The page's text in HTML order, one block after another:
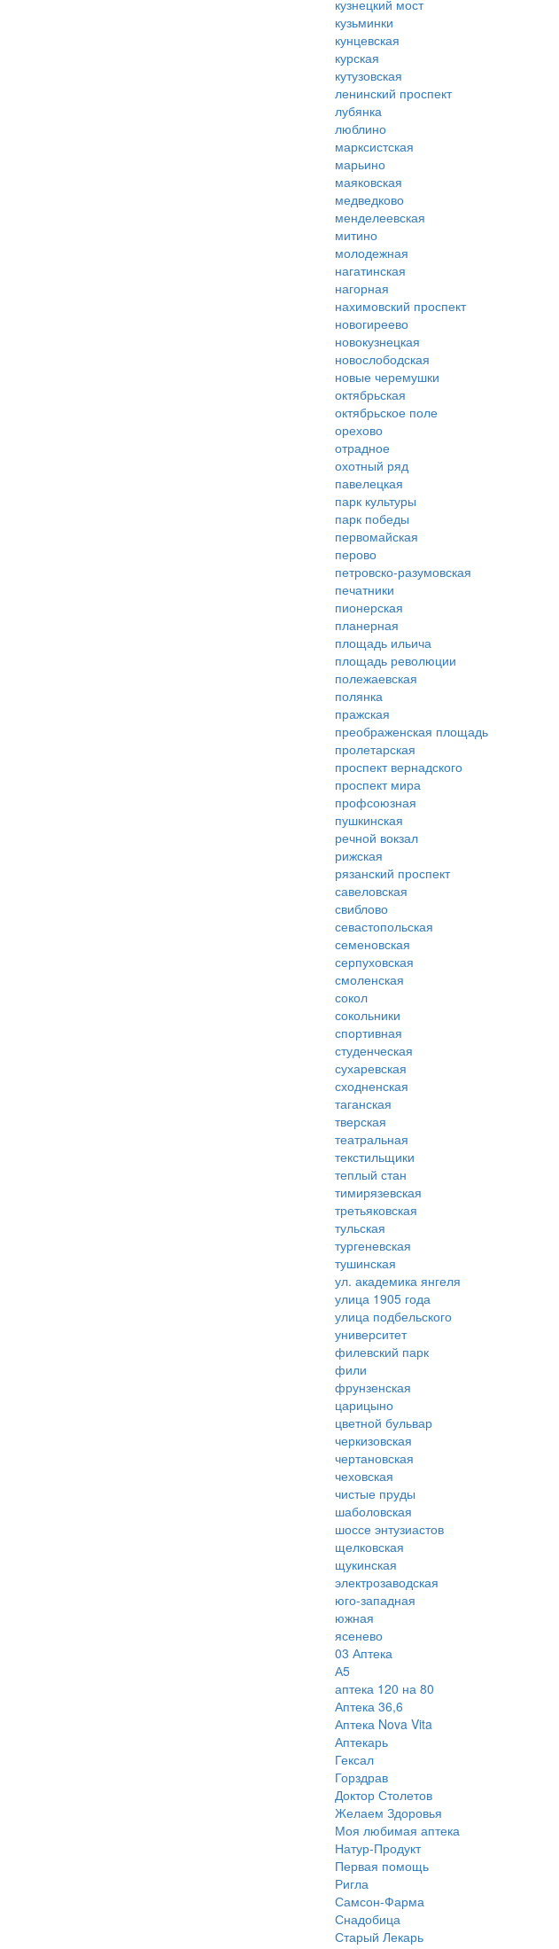
кузнецкий мост
кузьминки
кунцевская
курская
кутузовская
ленинский проспект
лубянка
люблино
марксистская
марьино
маяковская
медведково
менделеевская
митино
молодежная
нагатинская
нагорная
нахимовский проспект
новогиреево
новокузнецкая
новослободская
новые черемушки
октябрьская
октябрьское поле
орехово
отрадное
охотный ряд
павелецкая
парк культуры
парк победы
первомайская
перово
петровско-разумовская
печатники
пионерская
планерная
площадь ильича
площадь революции
полежаевская
полянка
пражская
преображенская площадь
пролетарская
проспект вернадского
проспект мира
профсоюзная
пушкинская
речной вокзал
рижская
рязанский проспект
савеловская
свиблово
севастопольская
семеновская
серпуховская
смоленская
сокол
сокольники
спортивная
студенческая
сухаревская
сходненская
таганская
тверская
театральная
текстильщики
теплый стан
тимирязевская
третьяковская
тульская
тургеневская
тушинская
ул. академика янгеля
улица 1905 года
улица подбельского
университет
филевский парк
фили
фрунзенская
царицыно
цветной бульвар
черкизовская
чертановская
чеховская
чистые пруды
шаболовская
шоссе энтузиастов
щелковская
щукинская
электрозаводская
юго-западная
южная
ясенево
03 Аптека
А5
аптека 120 на 80
Аптека 36,6
Аптека Nova Vita
Аптекарь
Гексал
Горздрав
Доктор Столетов
Желаем Здоровья
Моя любимая аптека
Натур-Продукт
Первая помощь
Ригла
Самсон-Фарма
Снадобица
Старый Лекарь